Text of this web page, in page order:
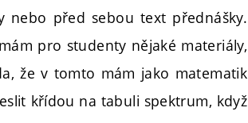
nebo před sebou text přednášky.
pro studenty nějaké materiály,
že v tomto mám jako matematik
křídou na tabuli spektrum, když